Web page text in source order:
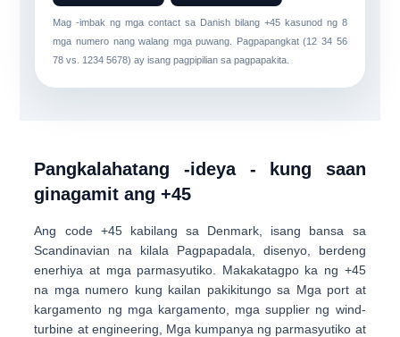
Mag -imbak ng mga contact sa Danish bilang +45kasunod ng 8
mga numero nang walang mga puwang. Pagpapangkat (12 34 56
78 vs. 1234 5678) ay isang pagpipilian sa pagpapakita.
Pangkalahatang -ideya - kung saan
ginagamit ang +45
Ang code +45kabilang sa Denmark , isang bansa sa
Scandinavian na kilala Pagpapadala, disenyo, berdeng
enerhiya at mga parmasyutiko . Makakatagpo ka ng +45
na mga numero kung kailan pakikitungo sa Mga port at
kargamento ng mga kargamento, mga supplier ng wind-
turbine at engineering, Mga kumpanya ng parmasyutiko at